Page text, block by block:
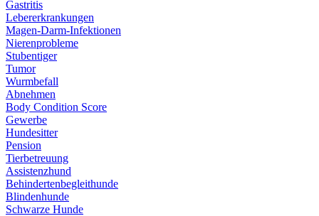
Gastritis
Lebererkrankungen
Magen-Darm-Infektionen
Nierenprobleme
Stubentiger
Tumor
Wurmbefall
Abnehmen
Body Condition Score
Gewerbe
Hundesitter
Pension
Tierbetreuung
Assistenzhund
Behindertenbegleithunde
Blindenhunde
Schwarze Hunde